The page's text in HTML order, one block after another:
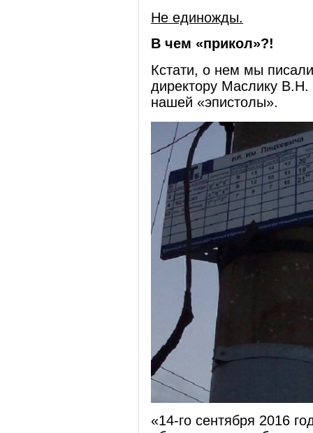
Не единожды.
В чем «прикол»?!
Кстати, о нем мы
директору Маслику В.Н.
нашей «эпистолы».
«14-го сентября 2016